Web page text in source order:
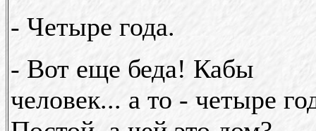
- Четыре года.
- Вот еще беда! Кабы
человек... а то - четыре